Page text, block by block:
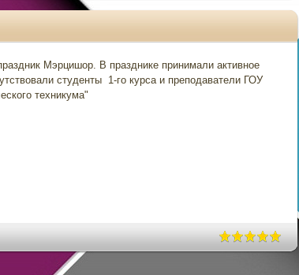
Мэрцишор. В празднике принимали активное
студенты 1-го курса и преподаватели ГОУ
техникума"